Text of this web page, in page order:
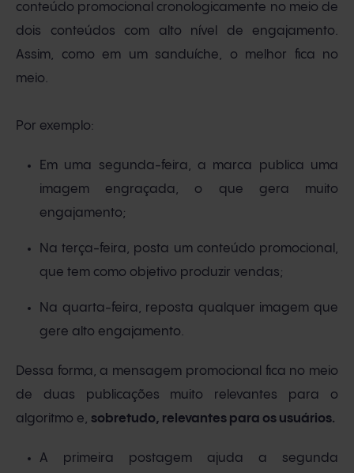
conteúdo promocional cronologicamente no meio de
dois conteúdos com alto nível de engajamento.
Assim, como em um sanduíche, o melhor fica no
meio.
Por exemplo:
Em uma segunda-feira, a marca publica uma
imagem engraçada, o que gera muito
engajamento;
Na terça-feira, posta um conteúdo promocional,
que tem como objetivo produzir vendas;
Na quarta-feira, reposta qualquer imagem que
gere alto engajamento.
Dessa forma, a mensagem promocional fica no meio
de duas publicações muito relevantes para o
algoritmo e, sobretudo, relevantes para os usuários.
A primeira postagem ajuda a segunda